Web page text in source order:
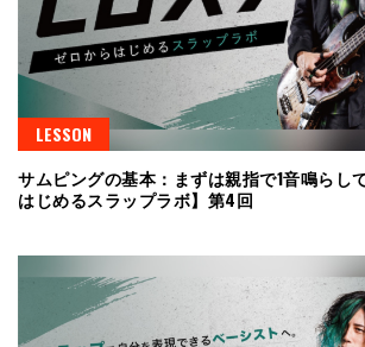
LESSON
サムピングの基本：まずは親指で1音鳴らし
はじめるスラップラボ】第4回